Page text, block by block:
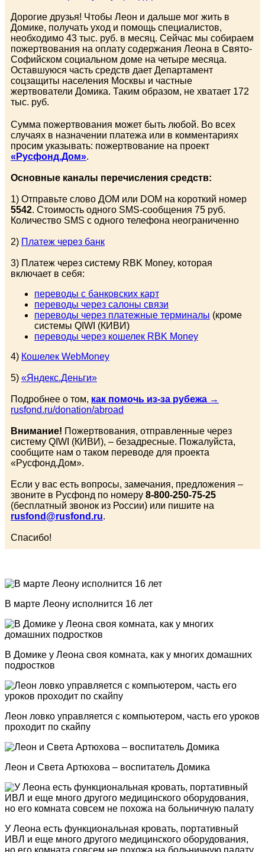
Дорогие друзья! Чтобы Леон и дальше мог жить в
Домике, получать уход и помощь специалистов,
необходимо 43 тыс. руб. в месяц. Сейчас мы собираем
пожертвования на оплату содержания Леона в Свято-
Софийском социальном доме на четыре месяца.
Оставшуюся часть средств дает Департамент
соцзащиты населения Москвы и частные
жертвователи Домика. Таким образом, не хватает 172
тыс. руб.
Сумма пожертвования может быть любой. Во всех
случаях в назначении платежа или в комментариях
просим указывать: пожертвование на проект
«Русфонд.Дом».
Основные каналы перечисления средств:
1) Отправьте слово ДОМ или DOM на короткий номер
5542. Стоимость одного SMS-сообщения 75 руб.
Количество SMS с одного телефона неограниченно
2) Платеж через банк
3) Платеж через систему RBK Money, которая
включает в себя:
переводы с банковских карт
переводы через салоны связи
переводы через платежные терминалы (кроме
системы QIWI (КИВИ)
переводы через кошелек RBK Money
4) Кошелек WebMoney
5) «Яндекс.Деньги»
Подробнее о том, как помочь из-за рубежа →
rusfond.ru/donation/abroad
Внимание! Пожертвования, отправленные через
систему QIWI (КИВИ), – безадресные. Пожалуйста,
сообщите нам о таком переводе для проекта
«Русфонд.Дом».
Если у вас есть вопросы, замечания, предложения –
звоните в Русфонд по номеру 8-800-250-75-25
(бесплатный звонок из России) или пишите на
rusfond@rusfond.ru.
Спасибо!
В марте Леону исполнится 16 лет
В Домике у Леона своя комната, как у многих домашних
подростков
Леон ловко управляется с компьютером, часть его уроков
проходит по скайпу
Леон и Света Артюхова – воспитатель Домика
У Леона есть функциональная кровать, портативный
ИВЛ и еще много другого медицинского оборудования,